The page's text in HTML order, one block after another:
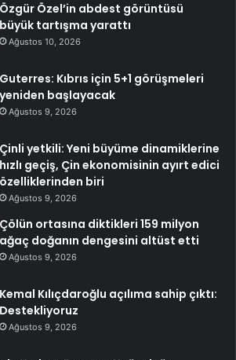
Özgür Özel’in abdest görüntüsü
büyük tartışma yarattı
Ağustos 10, 2026
Guterres: Kıbrıs için 5+1 görüşmeleri
yeniden başlayacak
Ağustos 9, 2026
Çinli yetkili: Yeni büyüme dinamiklerine
hızlı geçiş, Çin ekonomisinin ayırt edici
özelliklerinden biri
Ağustos 9, 2026
Çölün ortasına diktikleri 159 milyon
ağaç doğanın dengesini altüst etti
Ağustos 9, 2026
Kemal Kılıçdaroğlu açılıma sahip çıktı:
Destekliyoruz
Ağustos 9, 2026